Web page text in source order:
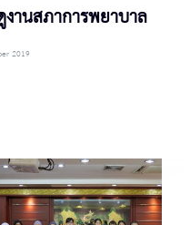
านสภาการพยาบาล
2019